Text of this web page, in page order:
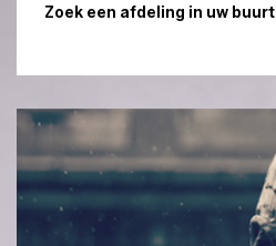
Zoek een afdeling in uw buurt